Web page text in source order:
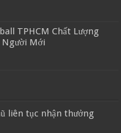
TPHCM Chất Lượng
Người Mới
liên tục nhận thưởng